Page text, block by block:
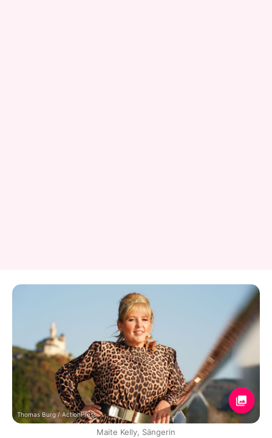
Thomas Burg / ActionPress
Maite Kelly, Sängerin